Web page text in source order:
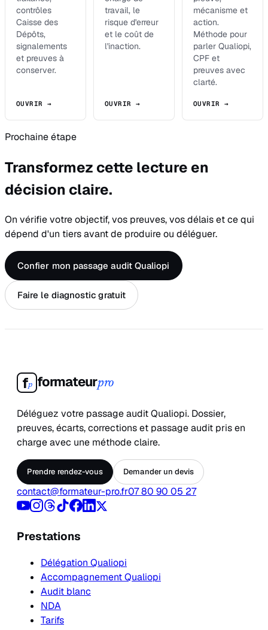
contrôles
Caisse des
Dépôts,
signalements
et preuves à
conserver.
OUVRIR →
travail, le
risque d'erreur
et le coût de
l'inaction.
OUVRIR →
mécanisme et
action.
Méthode pour
parler Qualiopi,
CPF et
preuves avec
clarté.
OUVRIR →
Prochaine étape
Transformez cette lecture en
décision claire.
On vérifie votre objectif, vos preuves, vos délais et ce qui
dépend d'un tiers avant de produire ou déléguer.
Confier mon passage audit Qualiopi
Faire le diagnostic gratuit
fp formateurpro
Déléguez votre passage audit Qualiopi. Dossier,
preuves, écarts, corrections et passage audit pris en
charge avec une méthode claire.
Prendre rendez-vous Demander un devis
contact@formateur-pro.fr07 80 90 05 27
Prestations
Délégation Qualiopi
Accompagnement Qualiopi
Audit blanc
NDA
Tarifs